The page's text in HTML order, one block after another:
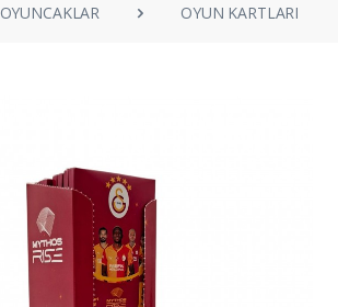
OYUNCAKLAR OYUN KARTLARI